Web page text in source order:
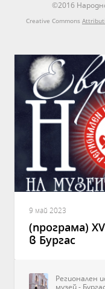
©2016
Creative Commons
9 май 2023
(програма)
в Бургас
Регионален
музей - Бургас